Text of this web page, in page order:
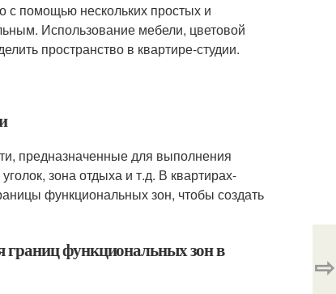
с помощью нескольких простых и
Использование мебели, цветовой
пространство в квартире-студии.
предназначенные для выполнения
зона отдыха и т.д. В квартирах-
функциональных зон, чтобы создать
границ функциональных зон в
⇨